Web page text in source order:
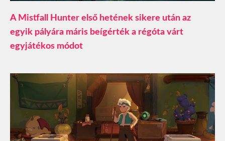
A Mistfall Hunter első hetének sikere után az
egyik pályára máris beígérték a régóta várt
egyjátékos módot